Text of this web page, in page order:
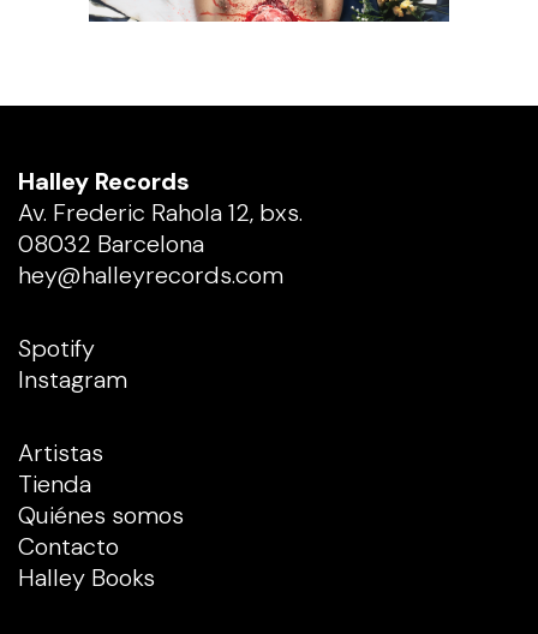
Halley Records
Av. Frederic Rahola 12, bxs.
08032 Barcelona
hey@halleyrecords.com
Spotify
Instagram
Artistas
Tienda
Quiénes somos
Contacto
Halley Books